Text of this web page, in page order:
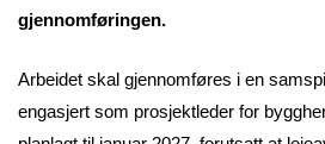
gjennomføringen.
Arbeidet skal gjennomføres i en
engasjert som prosjektleder for